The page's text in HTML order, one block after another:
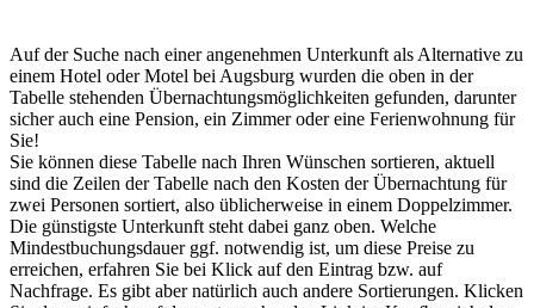
Auf der Suche nach einer angenehmen Unterkunft als Alternative zu
einem Hotel oder Motel bei Augsburg wurden die oben in der
Tabelle stehenden Übernachtungsmöglichkeiten gefunden, darunter
sicher auch eine Pension, ein Zimmer oder eine Ferienwohnung für
Sie!
Sie können diese Tabelle nach Ihren Wünschen sortieren, aktuell
sind die Zeilen der Tabelle nach den Kosten der Übernachtung für
zwei Personen sortiert, also üblicherweise in einem Doppelzimmer.
Die günstigste Unterkunft steht dabei ganz oben. Welche
Mindestbuchungsdauer ggf. notwendig ist, um diese Preise zu
erreichen, erfahren Sie bei Klick auf den Eintrag bzw. auf
Nachfrage. Es gibt aber natürlich auch andere Sortierungen. Klicken